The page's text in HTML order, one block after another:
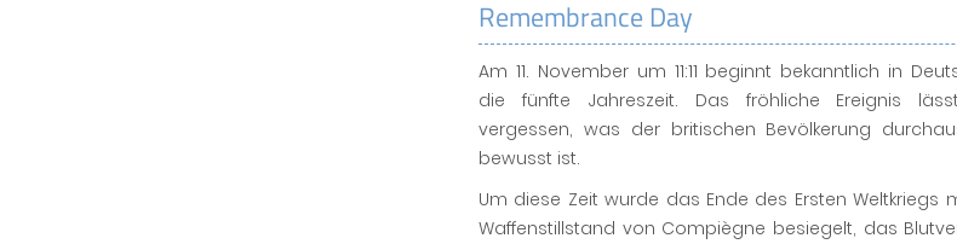
Remembrance Day
Am 11. November um 11:11 beginnt bekanntlich in
die fünfte Jahreszeit. Das fröhliche Ereignis
vergessen, was der britischen Bevölkerung
bewusst ist.
Um diese Zeit wurde das Ende des Ersten Weltkriegs
Waffenstillstand von Compiègne besiegelt, das